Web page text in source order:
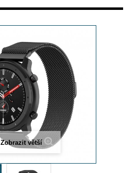
Zobrazit větší